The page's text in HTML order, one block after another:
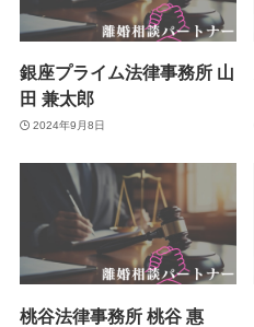
銀座プライム法律事務所 山
田 兼太郎
2024年9月8日
桃谷法律事務所 桃谷 惠